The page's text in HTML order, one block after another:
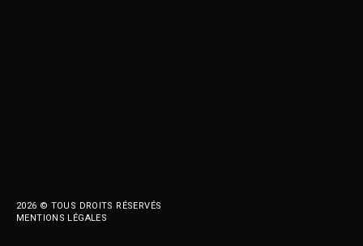
2026 © TOUS DROITS RÉSERVÉS
MENTIONS LÉGALES